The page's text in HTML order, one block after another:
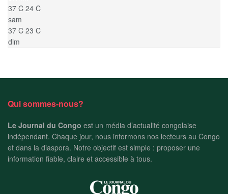
37 C 24 C
sam
37 C 23 C
dim
Qui sommes-nous?
Le Journal du Congo est un média d’actualité congolaise
indépendant. Chaque jour, nous informons nos lecteurs au Congo
et dans la diaspora. Notre objectif est simple : proposer une
information fiable, claire et accessible à tous.